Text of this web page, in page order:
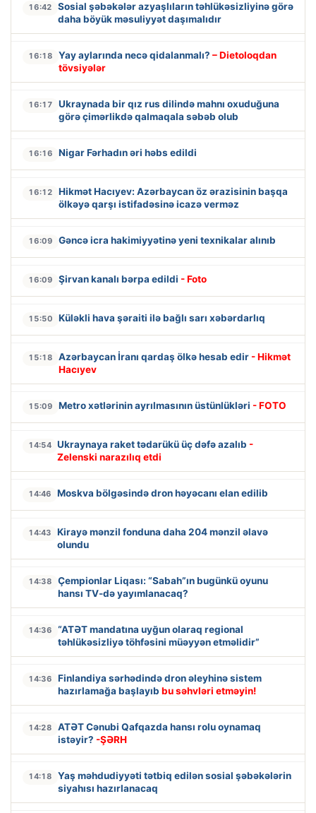
16:42
Sosial şəbəkələr azyaşlıların təhlükəsizliyinə görə
daha böyük məsuliyyət daşımalıdır
16:18 Yay aylarında necə qidalanmalı? – Dietoloqdan
tövsiyələr
16:17
Ukraynada bir qız rus dilində mahnı oxuduğuna
görə çimərlikdə qalmaqala səbəb olub
16:16 Nigar Fərhadın əri həbs edildi
16:12
Hikmət Hacıyev: Azərbaycan öz ərazisinin başqa
ölkəyə qarşı istifadəsinə icazə verməz
16:09 Gəncə icra hakimiyyətinə yeni texnikalar alınıb
16:09 Şirvan kanalı bərpa edildi - Foto
15:50 Küləkli hava şəraiti ilə bağlı sarı xəbərdarlıq
15:18 Azərbaycan İranı qardaş ölkə hesab edir - Hikmət
Hacıyev
15:09 Metro xətlərinin ayrılmasının üstünlükləri - FOTO
14:54 Ukraynaya raket tədarükü üç dəfə azalıb -
Zelenski narazılıq etdi
14:46 Moskva bölgəsində dron həyəcanı elan edilib
14:43
Kirayə mənzil fonduna daha 204 mənzil əlavə
olundu
14:38
Çempionlar Liqası: “Sabah”ın bugünkü oyunu
hansı TV-də yayımlanacaq?
14:36
“ATƏT mandatına uyğun olaraq regional
təhlükəsizliyə töhfəsini müəyyən etməlidir”
14:36
Finlandiya sərhədində dron əleyhinə sistem
hazırlamağa başlayıb bu səhvləri etməyin!
14:28
ATƏT Cənubi Qafqazda hansı rolu oynamaq
istəyir? -ŞƏRH
14:18
Yaş məhdudiyyəti tətbiq edilən sosial şəbəkələrin
siyahısı hazırlanacaq